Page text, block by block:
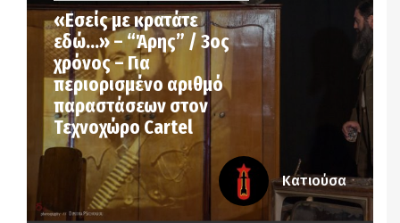
«Εσείς με κρατάτε
εδώ…» – “Άρης” / 3ος
χρόνος – Για
περιορισμένο αριθμό
παραστάσεων στον
Τεχνοχώρο Cartel
Κατιούσα